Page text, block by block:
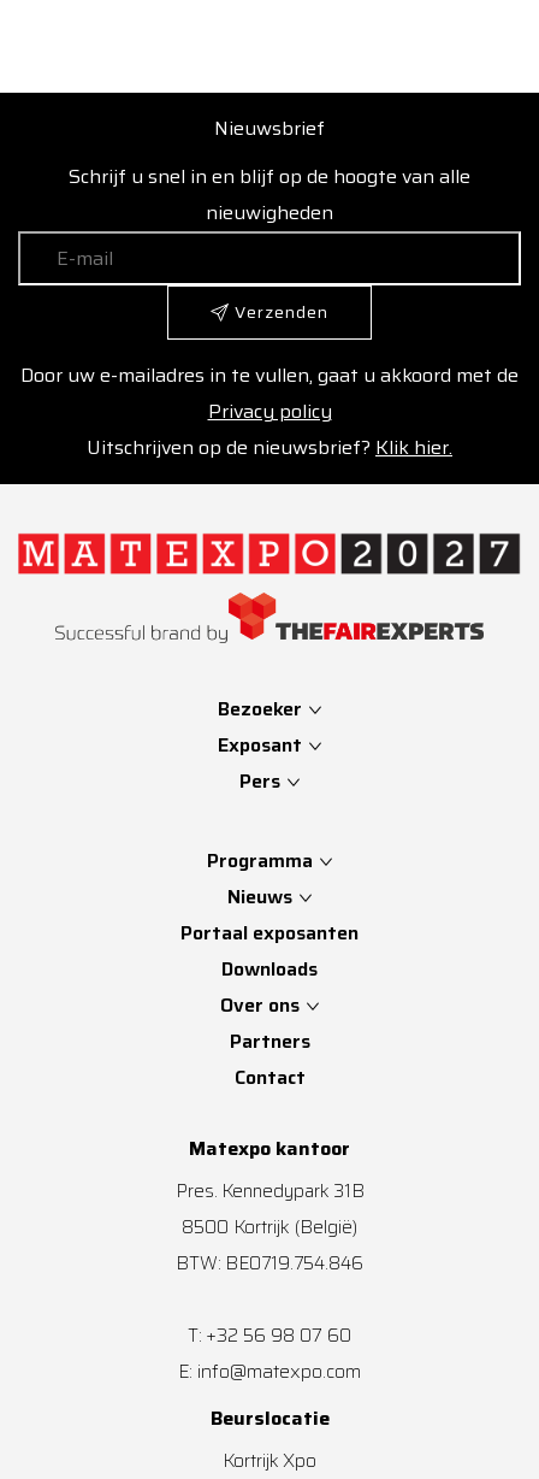
Nieuwsbrief
Schrijf u snel in en blijf op de hoogte van alle
nieuwigheden
Verzenden
Door uw e-mailadres in te vullen, gaat u akkoord met de
Privacy policy
Uitschrijven op de nieuwsbrief? Klik hier.
Bezoeker
Exposant
Pers
Programma
Nieuws
Portaal exposanten
Downloads
Over ons
Partners
Contact
Matexpo kantoor
Pres. Kennedypark 31B
8500 Kortrijk (België)
BTW: BE0719.754.846
T: +32 56 98 07 60
E: info@matexpo.com
Beurslocatie
Kortrijk Xpo